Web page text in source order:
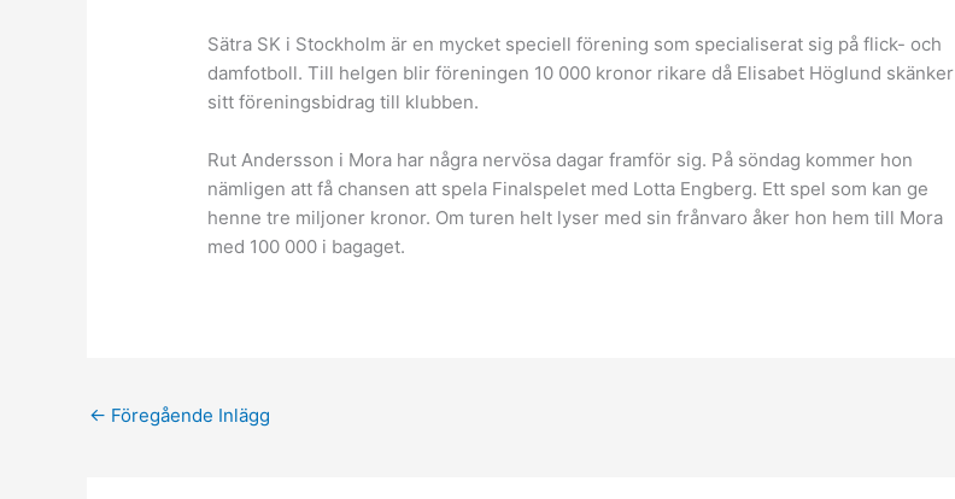
Sätra SK i Stockholm är en mycket speciell förening som specialiserat sig på flick- och
damfotboll. Till helgen blir föreningen 10 000 kronor rikare då Elisabet Höglund skänker
sitt föreningsbidrag till klubben.
Rut Andersson i Mora har några nervösa dagar framför sig. På söndag kommer hon
nämligen att få chansen att spela Finalspelet med Lotta Engberg. Ett spel som kan ge
henne tre miljoner kronor. Om turen helt lyser med sin frånvaro åker hon hem till Mora
med 100 000 i bagaget.
← Föregående Inlägg